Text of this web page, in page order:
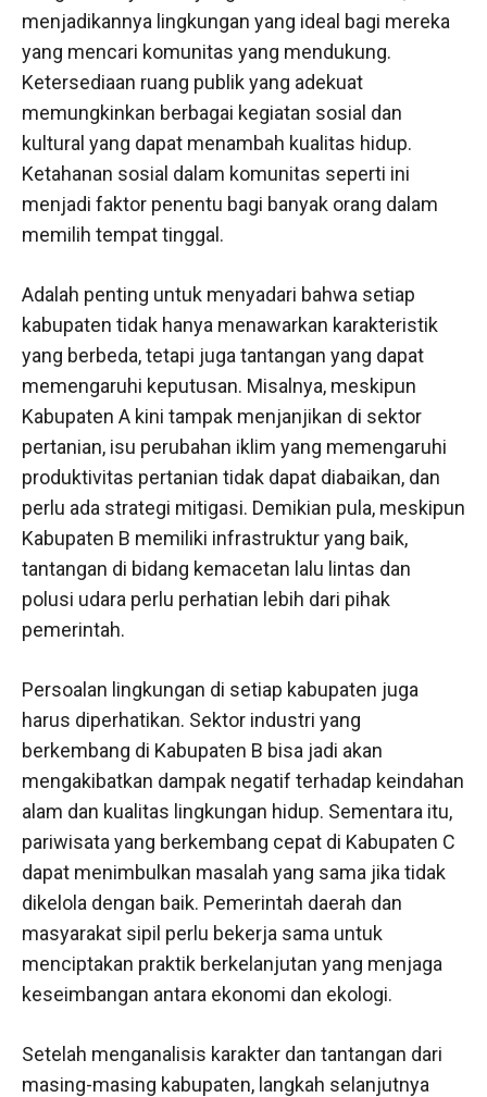
menjadikannya lingkungan yang ideal bagi mereka
yang mencari komunitas yang mendukung.
Ketersediaan ruang publik yang adekuat
memungkinkan berbagai kegiatan sosial dan
kultural yang dapat menambah kualitas hidup.
Ketahanan sosial dalam komunitas seperti ini
menjadi faktor penentu bagi banyak orang dalam
memilih tempat tinggal.
Adalah penting untuk menyadari bahwa setiap
kabupaten tidak hanya menawarkan karakteristik
yang berbeda, tetapi juga tantangan yang dapat
memengaruhi keputusan. Misalnya, meskipun
Kabupaten A kini tampak menjanjikan di sektor
pertanian, isu perubahan iklim yang memengaruhi
produktivitas pertanian tidak dapat diabaikan, dan
perlu ada strategi mitigasi. Demikian pula, meskipun
Kabupaten B memiliki infrastruktur yang baik,
tantangan di bidang kemacetan lalu lintas dan
polusi udara perlu perhatian lebih dari pihak
pemerintah.
Persoalan lingkungan di setiap kabupaten juga
harus diperhatikan. Sektor industri yang
berkembang di Kabupaten B bisa jadi akan
mengakibatkan dampak negatif terhadap keindahan
alam dan kualitas lingkungan hidup. Sementara itu,
pariwisata yang berkembang cepat di Kabupaten C
dapat menimbulkan masalah yang sama jika tidak
dikelola dengan baik. Pemerintah daerah dan
masyarakat sipil perlu bekerja sama untuk
menciptakan praktik berkelanjutan yang menjaga
keseimbangan antara ekonomi dan ekologi.
Setelah menganalisis karakter dan tantangan dari
masing-masing kabupaten, langkah selanjutnya